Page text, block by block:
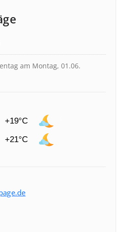
am Montag, 01.06.
+19°C
+21°C